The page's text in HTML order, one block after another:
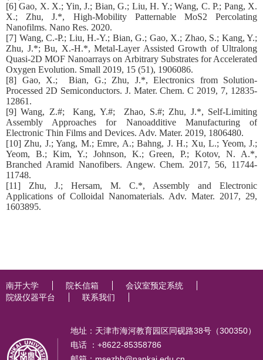
[6] Gao, X. X.; Yin, J.; Bian, G.; Liu, H. Y.; Wang, C. P.; Pang, X.
X.; Zhu, J.*, High-Mobility Patternable MoS2 Percolating
Nanofilms. Nano Res. 2020.
[7] Wang, C.-P.; Liu, H.-Y.; Bian, G.; Gao, X.; Zhao, S.; Kang, Y.;
Zhu, J.*; Bu, X.-H.*, Metal-Layer Assisted Growth of Ultralong
Quasi-2D MOF Nanoarrays on Arbitrary Substrates for Accelerated
Oxygen Evolution. Small 2019, 15 (51), 1906086.
[8] Gao, X.; Bian, G.; Zhu, J.*, Electronics from Solution-
Processed 2D Semiconductors. J. Mater. Chem. C 2019, 7, 12835-
12861.
[9] Wang, Z.#; Kang, Y.#; Zhao, S.#; Zhu, J.*, Self-Limiting
Assembly Approaches for Nanoadditive Manufacturing of
Electronic Thin Films and Devices. Adv. Mater. 2019, 1806480.
[10] Zhu, J.; Yang, M.; Emre, A.; Bahng, J. H.; Xu, L.; Yeom, J.;
Yeom, B.; Kim, Y.; Johnson, K.; Green, P.; Kotov, N. A.*,
Branched Aramid Nanofibers. Angew. Chem. 2017, 56, 11744-
11748.
[11] Zhu, J.; Hersam, M. C.*, Assembly and Electronic
Applications of Colloidal Nanomaterials. Adv. Mater. 2017, 29,
1603895.
南开大学 院长信箱
会议室预定系统
院级仪器平台
联系我们
地址：天津市海河教育园区同砚路38号（300350）
电话 ：+8622-85358786